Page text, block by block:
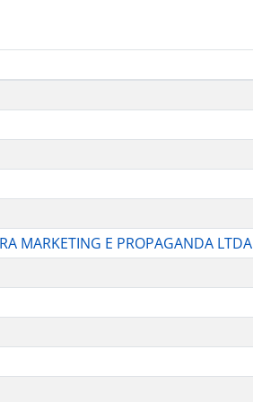
MARKETING E PROPAGANDA LTDA